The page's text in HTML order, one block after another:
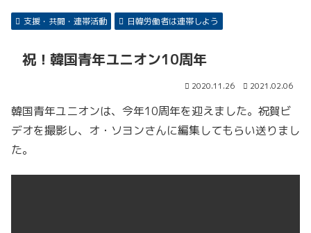
支援・共闘・連帯活動 日韓労働者は連帯しよう
祝！韓国青年ユニオン10周年
2020.11.26 2021.02.06
韓国青年ユニオンは、今年10周年を迎えました。祝賀ビ
デオを撮影し、オ・ソヨンさんに編集してもらい送りまし
た。